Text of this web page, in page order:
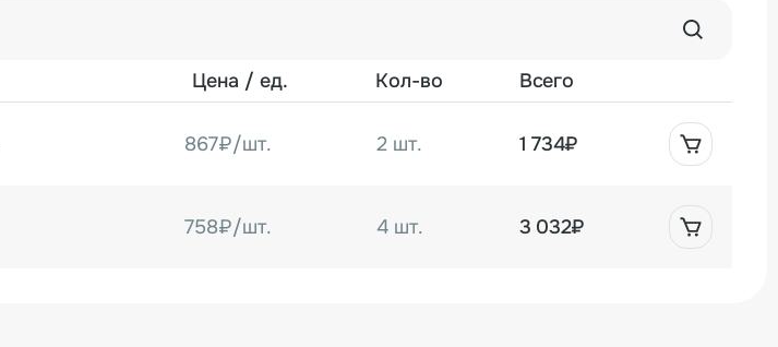
Цена / ед. Кол-во Всего
867₽/шт. 2 шт. 1 734₽
758₽/шт. 4 шт. 3 032₽